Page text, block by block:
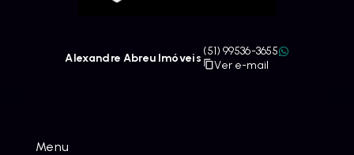
Menu
Alexandre Abreu Imóveis
(51) 99536-3655
Ver e-mail